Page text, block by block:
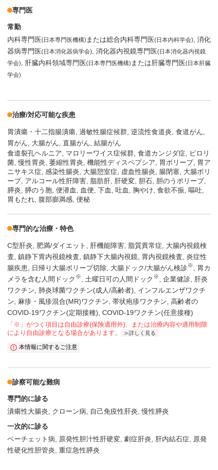
専門医
常勤
内科専門医(日本専門医機構) または総合内科専門医(日本内科学会) 消化
器病専門医(日本消化器病学会) 消化器内視鏡専門医(日本消化器内視鏡
学会)
肝臓内科領域専門医(日本専門医機構) または肝臓専門医(日本肝臓
学会)
治療/対応可能な疾患
胃潰瘍・十二指腸潰瘍 過敏性腸症候群 逆流性食道炎 食道がん
胃がん
大腸がん 直腸がん 結腸がん
食道裂孔ヘルニア, マロリーワイス症候群, 食道カンジダ症, ピロリ
菌, 慢性胃炎, 萎縮性胃炎, 機能性ディスペプシア, 胃ポリープ, 胃ア
ニサキス症, 感染性腸炎, 大腸憩室症, 虚血性腸炎, 腸閉塞, 大腸ポリ
ープ, アルコール性肝障害, 脂肪肝, 肝硬変, 胆石, 胆のうポリープ,
膵炎, 膵のう胞, 便潜血, 血便, 下血, 吐血, 胸やけ, 食欲不振, 嘔吐,
胃もたれ, 腹部膨満感, 便秘
専門的な治療・特色
C型肝炎 肥満/ダイエット 肝機能障害 脂質異常症
大腸内視鏡検
査 鎮静下胃内視鏡検査 鎮静下大腸内視鏡 胃内視鏡検査 炎症性
腸疾患
日帰り大腸ポリープ切除 大腸ドック/大腸がん検診※
胃カ
メラを含む人間ドック ※ 土曜日可の人間ドック ※ 企業健診 肝炎
ワクチン
肺炎球菌ワクチン(成人/高齢者)
インフルエンザワクチ
ン
麻疹・風疹混合(MR)ワクチン 帯状疱疹ワクチン 高齢者の
COVID-19ワクチン(定期接種) COVID-19ワクチン(任意接種)
「※」がつく項目は自由診療(保険適用外)、または治療内容や適用制限
により自由診療となる場合があります。
詳しく見る
本情報に関するご注意
診察可能な難病
専門的に診る
潰瘍性大腸炎
クローン病 自己免疫性肝炎 慢性膵炎
一次的に診る
ベーチェット病
原発性胆汁性肝硬変 劇症肝炎 肝内結石症
原発
性硬化性胆管炎 重症急性膵炎